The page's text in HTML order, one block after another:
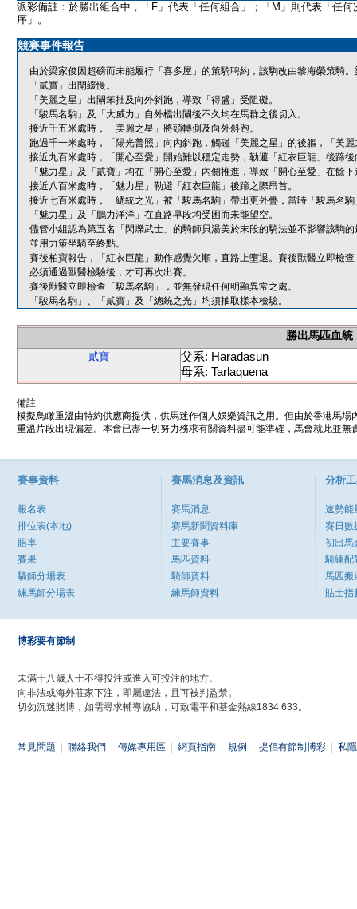
派彩備註：於勝出組合中，「F」代表「任何組合」；「M」則代表「任何
序」。
競賽事件報告
由於梁家俊因超磅而未能履行「喜多屋」的策騎聘約，該駒改由黎海榮策騎
「貳寶」出閘緩慢。
「美麗之星」出閘笨拙及向外斜跑，導致「得盛」受阻礙。
「駿馬名駒」及「大威力」自外檔出閘後不久均在馬群之後切入。
接近千五米處時，「美麗之星」將頭轉側及向外斜跑。
跑過千一米處時，「陽光普照」向內斜跑，觸碰「美麗之星」的後軀，「美
接近九百米處時，「開心至愛」開始難以穩定走勢，勒避「紅衣巨龍」後蹄
「魅力星」及「貳寶」均在「開心至愛」內側推進，導致「開心至愛」在餘
接近八百米處時，「魅力星」勒避「紅衣巨龍」後蹄之際昂首。
接近七百米處時，「總統之光」被「駿馬名駒」帶出更外疊，當時「駿馬名
「魅力星」及「鵬力洋洋」在直路早段均受困而未能望空。
儘管小組認為第五名「閃爍武士」的騎師貝湯美於末段的騎法並不影響該駒
並用力策坐騎至終點。
賽後柏寶報告，「紅衣巨龍」動作感覺欠順，直路上墮退。賽後獸醫立即檢
必須通過獸醫檢驗後，才可再次出賽。
賽後獸醫立即檢查「駿馬名駒」，並無發現任何明顯異常之處。
「駿馬名駒」、「貳寶」及「總統之光」均須抽取樣本檢驗。
勝出馬匹血統
貳寶
父系: Haradasun
母系: Tarlaquena
備註
模擬鳥瞰重溫由特約供應商提供，供馬迷作個人娛樂資訊之用。但由於香港馬
重溫片段出現偏差。本會已盡一切努力務求有關資料盡可能準確，馬會就此並
賽事資料
報名表
排位表(本地)
賠率
賽果
騎師分場表
練馬師分場表
賽馬消息及資訊
賽馬消息
賽馬新聞資料庫
主要賽事
馬匹資料
騎師資料
練馬師資料
分析
速勢能
賽日數
初出馬
騎練配
馬匹搬
貼士指
博彩要有節制
未滿十八歲人士不得投注或進入可投注的地方。
向非法或海外莊家下注，即屬違法，且可被判監禁。
切勿沉迷賭博，如需尋求輔導協助，可致電平和基金熱線1834 633。
常見問題 聯絡我們 傳媒專用區 網頁指南 規例 提倡有節制博彩 私